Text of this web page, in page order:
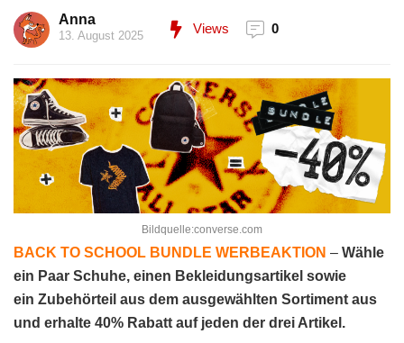
Anna
13. August 2025 Views 0
Bildquelle:converse.com
BACK TO SCHOOL BUNDLE WERBEAKTION – Wähle
ein Paar Schuhe, einen Bekleidungsartikel sowie
ein Zubehörteil aus dem ausgewählten Sortiment aus
und erhalte 40% Rabatt auf jeden der drei Artikel.